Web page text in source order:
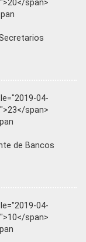
span>
04-
span>
de Bancos
04-
span>